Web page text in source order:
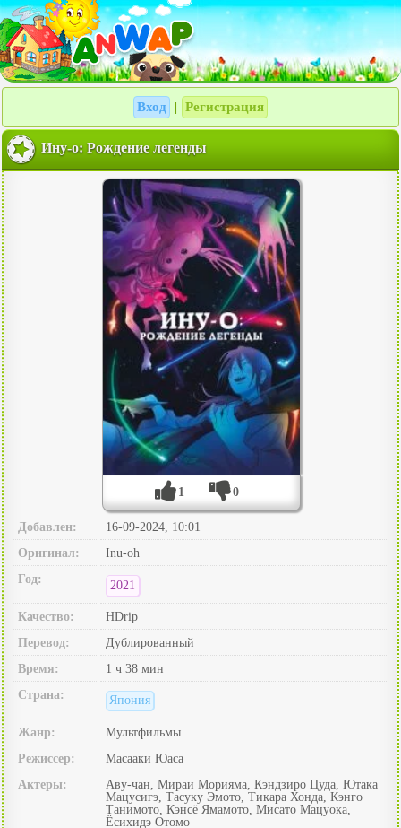
Вход Регистрация
Ину-о: Рождение легенды
1 0
Добавлен:
16-09-2024, 10:01
Оригинал:
Inu-oh
Год:
2021
Качество:
HDrip
Перевод:
Дублированный
Время:
1 ч 38 мин
Страна:
Япония
Жанр:
Мультфильмы
Режиссер:
Масааки Юаса
Актеры:
Аву-чан, Мираи Морияма, Кэндзиро Цуда, Ютака
Мацусигэ, Тасуку Эмото, Тикара Хонда, Кэнго
Танимото, Кэнсё Ямамото, Мисато Мацуока,
Ёсихидэ Отомо